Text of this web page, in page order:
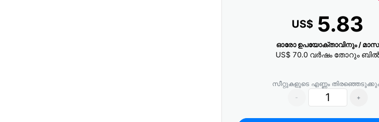
US$ 5.83
ഓരോ ഉപയോക്താവിനും /
US$ 70.0വർഷം തോറും
സീറ്റുകളുടെ എണ്ണം
-
+